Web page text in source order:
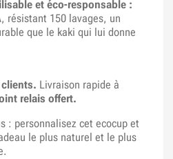
et éco-responsable :
résistant 150 lavages, un
que le kaki qui lui donne
clients. Livraison rapide à
relais offert.
: personnalisez cet ecocup et
le plus naturel et le plus